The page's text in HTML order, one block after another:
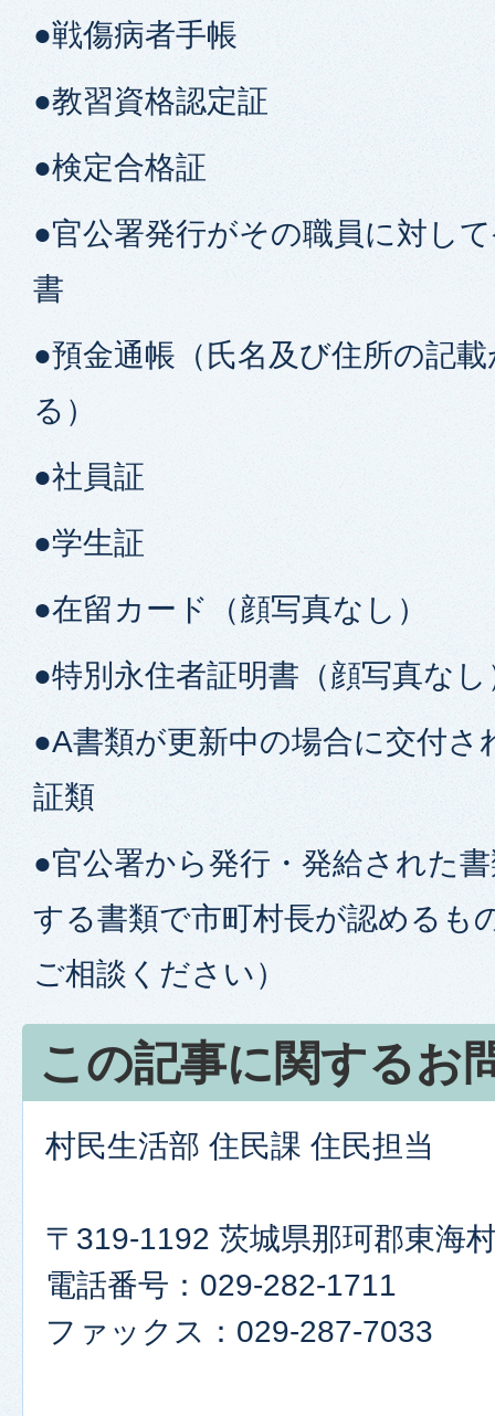
●戦傷病者手帳
●教習資格認定証
●検定合格証
●官公署発行がその職員に対し
書
●預金通帳（氏名及び住所の記
る）
●社員証
●学生証
●在留カード（顔写真なし）
●特別永住者証明書（顔写真なし
●A書類が更新中の場合に交付さ
証類
●官公署から発行・発給された
する書類で市町村長が認めるも
ご相談ください）
この記事に関するお
村民生活部 住民課 住民担当
〒319-1192 茨城県那珂郡東海
電話番号：029-282-1711
ファックス：029-287-7033